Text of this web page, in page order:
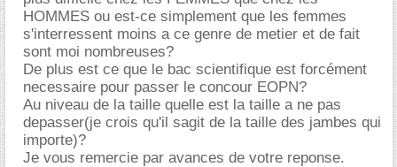
HOMMES ou est-ce simplement que les femmes
s'interressent moins a ce genre de metier et de fait
sont moi nombreuses?
De plus est ce que le bac scientifique est forcément
necessaire pour passer le concour EOPN?
Au niveau de la taille quelle est la taille a ne pas
depasser(je crois qu'il sagit de la taille des jambes qui
importe)?
Je vous remercie par avances de votre reponse.